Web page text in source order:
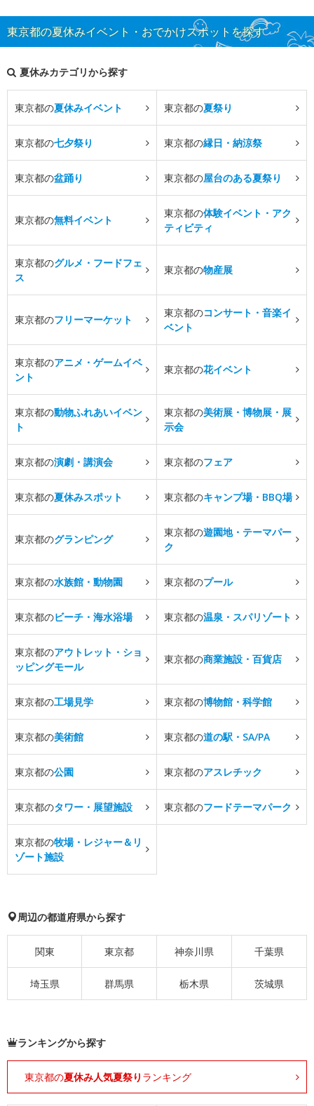
東京都の夏休みイベント・おでかけスポットを探す
夏休みカテゴリから探す
東京都の夏休みイベント 東京都の夏祭り
東京都の七夕祭り 東京都の縁日・納涼祭
東京都の盆踊り 東京都の屋台のある夏祭り
東京都の無料イベント
東京都の体験イベント・アク
ティビティ
東京都のグルメ・フードフェ
ス
東京都の物産展
東京都のフリーマーケット
東京都のコンサート・音楽イ
ベント
東京都のアニメ・ゲームイベ
ント
東京都の花イベント
東京都の動物ふれあいイベン
ト
東京都の美術展・博物展・展
示会
東京都の演劇・講演会 東京都のフェア
東京都の夏休みスポット 東京都のキャンプ場・BBQ場
東京都のグランピング
東京都の遊園地・テーマパー
ク
東京都の水族館・動物園 東京都のプール
東京都のビーチ・海水浴場 東京都の温泉・スパリゾート
東京都のアウトレット・ショ
ッピングモール
東京都の商業施設・百貨店
東京都の工場見学 東京都の博物館・科学館
東京都の美術館 東京都の道の駅・SA/PA
東京都の公園 東京都のアスレチック
東京都のタワー・展望施設 東京都のフードテーマパーク
東京都の牧場・レジャー＆リ
ゾート施設
周辺の都道府県から探す
関東 東京都 神奈川県 千葉県
埼玉県 群馬県 栃木県 茨城県
ランキングから探す
東京都の夏休み人気夏祭り ランキング